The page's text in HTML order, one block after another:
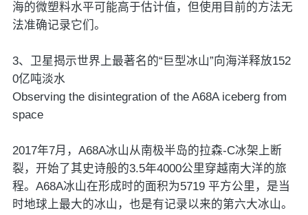
海的微塑料水平可能高于估计值，但使用目前的方法无
法准确记录它们。
3、卫星揭示世界上最著名的“巨型冰山”向海洋释放152
0亿吨淡水
Observing the disintegration of the A68A iceberg from
space
2017年7月，A68A冰山从南极半岛的拉森-C冰架上断
裂，开始了其史诗般的3.5年4000公里穿越南大洋的旅
程。A68A冰山在形成时的面积为5719 平方公里，是当
时地球上最大的冰山，也是有记录以来的第六大冰山。